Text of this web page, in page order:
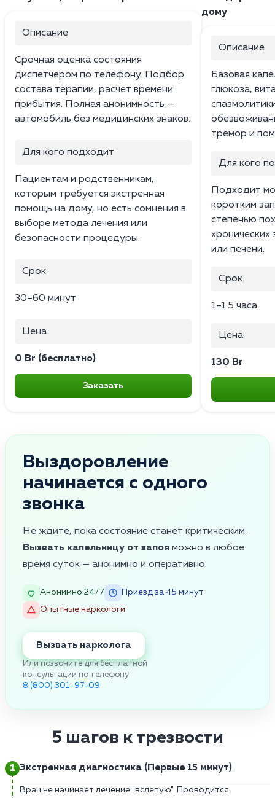
Описание
Срочная оценка состояния
диспетчером по телефону. Подбор
состава терапии, расчет времени
прибытия. Полная анонимность —
автомобиль без медицинских знаков.
Для кого подходит
Пациентам и родственникам,
которым требуется экстренная
помощь на дому, но есть сомнения в
выборе метода лечения или
безопасности процедуры.
Срок
30–60 минут
Цена
0 Br (бесплатно)
Заказать
дому
Описание
Базовая
глюкоза,
тремор и
Для кого
Подходит
коротким
степенью
хронических
или печени.
Срок
1–1.5 часа
Цена
130 Br
Выздоровление
начинается с одного
звонка
Не ждите, пока состояние станет критическим.
Вызвать капельницу от запоя можно в любое
время суток — анонимно и оперативно.
Анонимно 24/7
Приезд за 45 минут
Опытные наркологи
Вызвать нарколога
Или позвоните для бесплатной
консультации по телефону
8 (800) 301-97-09
5 шагов к трезвости
Экстренная диагностика (Первые 15 минут)
Врач не начинает лечение "вслепую". Проводится